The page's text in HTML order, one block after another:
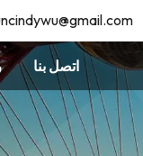
اتصل بنا